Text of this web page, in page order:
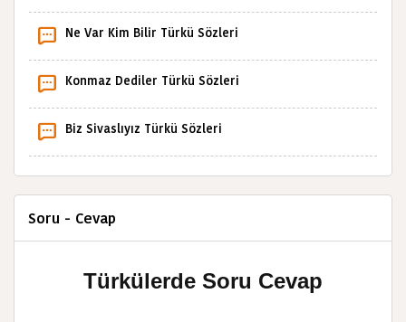
Ne Var Kim Bilir Türkü Sözleri
Konmaz Dediler Türkü Sözleri
Biz Sivaslıyız Türkü Sözleri
Soru - Cevap
Türkülerde Soru Cevap